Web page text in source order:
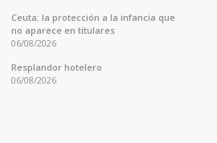
Ceuta: la protección a la infancia que
no aparece en titulares
06/08/2026
Resplandor hotelero
06/08/2026